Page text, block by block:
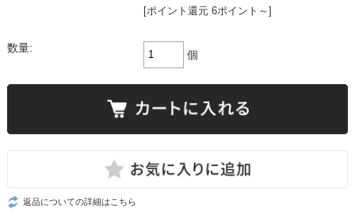
[ポイント還元 6ポイント～]
数量:
個
返品についての詳細はこちら